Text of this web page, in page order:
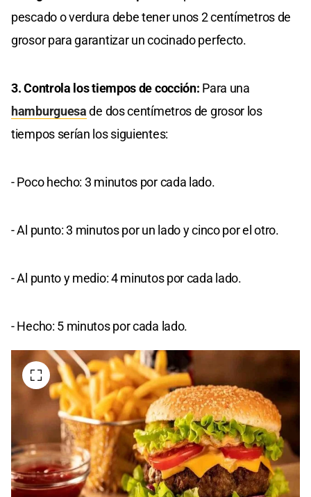
pescado o verdura debe tener unos 2 centímetros de
grosor para garantizar un cocinado perfecto.
3. Controla los tiempos de cocción: Para una
hamburguesade dos centímetros de grosor los
tiempos serían los siguientes:
- Poco hecho: 3 minutos por cada lado.
- Al punto: 3 minutos por un lado y cinco por el otro.
- Al punto y medio: 4 minutos por cada lado.
- Hecho: 5 minutos por cada lado.